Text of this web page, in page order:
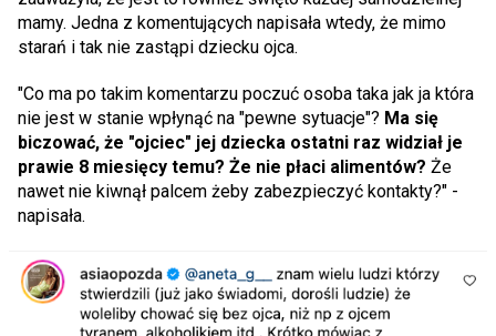
mamy. Jedna z komentujących napisała wtedy, że mimo
starań i tak nie zastąpi dziecku ojca.
"Co ma po takim komentarzu poczuć osoba taka jak ja która
nie jest w stanie wpłynąć na "pewne sytuacje"? Ma się
biczować, że "ojciec" jej dziecka ostatni raz widział je
prawie 8 miesięcy temu? Że nie płaci alimentów? Że
nawet nie kiwnął palcem żeby zabezpieczyć kontakty?" -
napisała.